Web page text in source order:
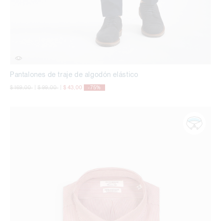
Pantalones de traje de algodón elástico
precio rebajado desde
$ 169,00a precio rebajado desde
$ 99,00a $ 43,00 -75%